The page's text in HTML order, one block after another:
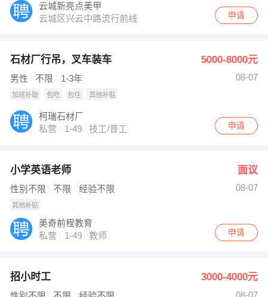
云城新亮点美甲
云城区兴云中路流行前线
申请
石材厂行吊，叉车装车 5000-8000元
男性 不限 1-3年 08-07
加班补助 包吃 包住 其他补贴
柯瑞石材厂
私营
1-49 技工/普工 申请
小学英语老师 面议
性别不限 不限 经验不限 08-07
其他补贴
美奇前程教育
私营
1-49 教师 申请
招小时工 3000-4000元